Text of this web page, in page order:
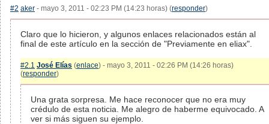
#2 aker - mayo 3, 2011 - 02:23 PM (14:23 horas) (responder)
Claro que lo hicieron, y algunos enlaces relacionados están al
final de este artículo en la sección de "Previamente en eliax".
#2.1 José Elías (enlace) - mayo 3, 2011 - 02:26 PM (14:26 horas)
(responder)
Una grata sorpresa. Me hace reconocer que no era muy
crédulo de esta noticia. Me alegro de haberme equivocado. A
ver si más siguen su ejemplo.